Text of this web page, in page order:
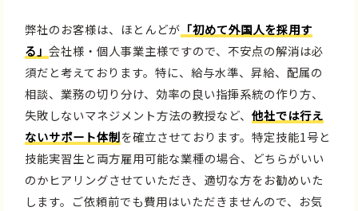
弊社のお客様は、ほとんどが 「初めて外国人を採用す
る」会社様・個人事業主様ですので、不安点の解消は必
須だと考えております。特に、給与水準、昇給、配属の
相談、業務の切り分け、効率の良い指揮系統の作り方、
失敗しないマネジメント方法の教授など、他社では行え
ないサポート体制を確立させております。特定技能1号と
技能実習生と両方雇用可能な業種の場合、どちらがいい
のかヒアリングさせていただき、適切な方をお勧めいた
します。ご依頼前でも費用はいただきませんので、お気